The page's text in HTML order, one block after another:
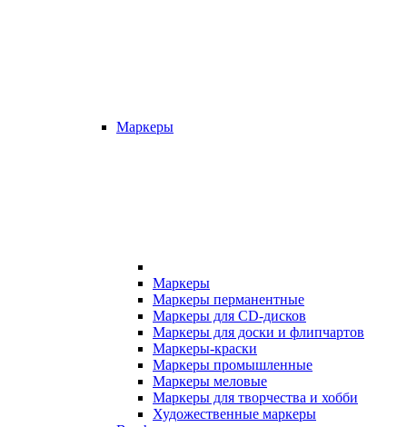
Маркеры
Маркеры
Маркеры перманентные
Маркеры для CD-дисков
Маркеры для доски и флипчартов
Маркеры-краски
Маркеры промышленные
Маркеры меловые
Маркеры для творчества и хобби
Художественные маркеры